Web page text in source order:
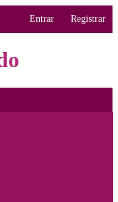
Entrar Registrar